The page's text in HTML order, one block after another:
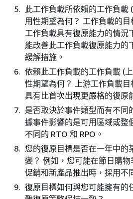
此工作負載所依賴的工作負載
用性期望為何？ 工作負載的
工作負載具有復原能力的情況
能改善此工作負載復原能力的
緩解措施。
依賴此工作負載的工作負載 (
性期望為何？ 上游工作負載
具有比首次出現更嚴格的復原
是否取決於事件類型而有不同
據事件影響的是可用區域或整
不同的 RTO 和 RPO。
您的復原目標是否在一年中的
變？ 例如，您可能在節日購物
促銷和新產品推出時，採用不
復原目標如何與您可能擁有的